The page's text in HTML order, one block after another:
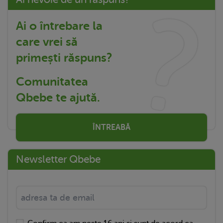
Ai o întrebare la
care vrei să
primești răspuns?
Comunitatea
Qbebe te ajută.
ÎNTREABĂ
Newsletter Qbebe